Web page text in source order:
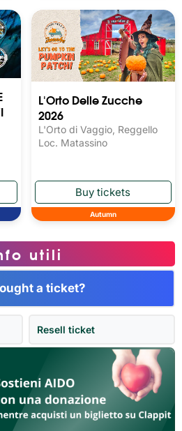
L'Orto Delle Zucche
2026
L'Orto di Vaggio, Reggello
Loc. Matassino
Autumn
utili
a ticket?
Resell ticket